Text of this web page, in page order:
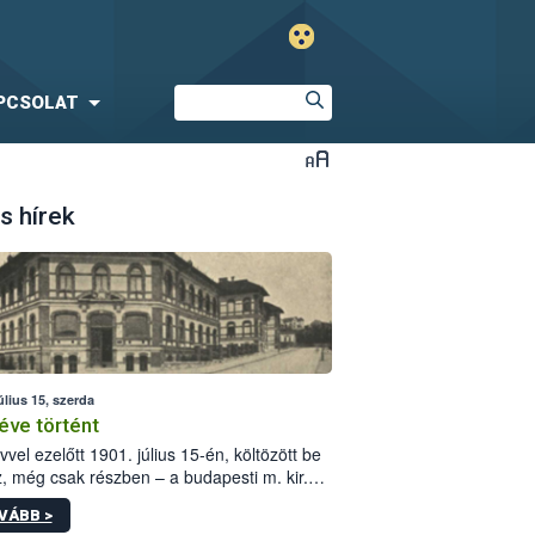
hírek
15, szerda
történt
ezelőtt 1901. július 15-én, költözött be
még csak részben – a budapesti m. kir.
állomás a Kis Rókus utca
alatti, Czigler Győző által tervezett új
>